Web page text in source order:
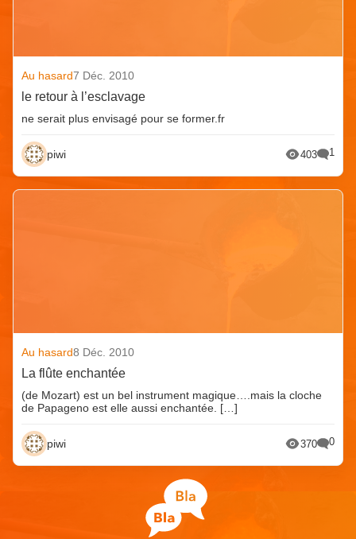
Au hasard7 Déc. 2010
le retour à l’esclavage
ne serait plus envisagé pour se former.fr
piwi 403 1
Au hasard8 Déc. 2010
La flûte enchantée
(de Mozart) est un bel instrument magique….mais la cloche
de Papageno est elle aussi enchantée. […]
piwi 370 0